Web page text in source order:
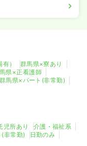
）
群馬県×寮あり
県×正看護師
群馬県×パート(非常勤)
児所あり
介護・福祉系
(非常勤) 日勤のみ